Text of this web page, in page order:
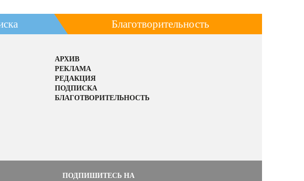
Благотворительность
АРХИВ
РЕКЛАМА
РЕДАКЦИЯ
ПОДПИСКА
БЛАГОТВОРИТЕЛЬНОСТЬ
ПОДПИШИТЕСЬ НА